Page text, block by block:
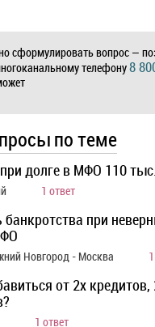
сформулировать вопрос —
телефону8
по теме
долге в МФО 110
1 ответ
при
Новгород - Москва
от 2х
1 ответ